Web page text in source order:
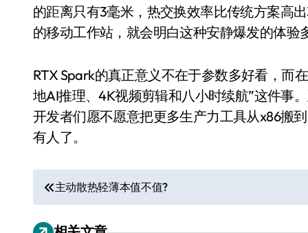
的距离只有3毫米，热交换效率比传统方案高
的移动工作站，就会明白这种安静爆发的体验
RTX Spark的真正意义不在于参数多好看，而
地AI推理、4K视频剪辑和八小时续航”这件事
开发者们愿不愿意把更多生产力工具从x86搬
有人了。
文
章
主动散热轻薄本值不值?
空调